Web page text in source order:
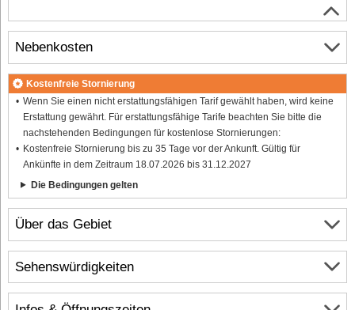
Über das Gebiet
Nebenkosten
Kostenfreie Stornierung
Wenn Sie einen nicht erstattungsfähigen Tarif gewählt haben, wird keine
Erstattung gewährt. Für erstattungsfähige Tarife beachten Sie bitte die
nachstehenden Bedingungen für kostenlose Stornierungen:
Kostenfreie Stornierung bis zu 35 Tage vor der Ankunft. Gültig für
Ankünfte in dem Zeitraum 18.07.2026 bis 31.12.2027
Die Bedingungen gelten
Sehenswürdigkeiten